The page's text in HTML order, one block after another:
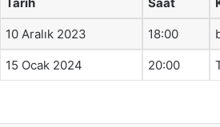
10 Aralık 2023 18:00
15 Ocak 2024 20:00